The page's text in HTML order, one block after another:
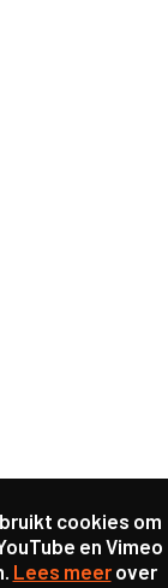
cookies om
en Vimeo
Lees meerover